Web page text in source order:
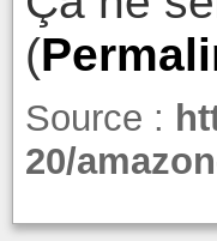
(
Source :
20/